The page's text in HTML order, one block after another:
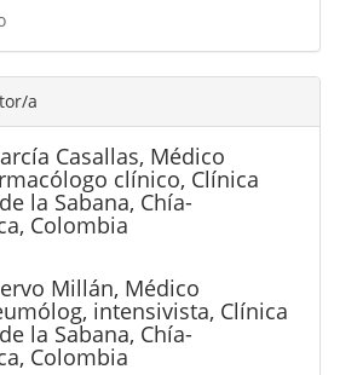
a
Casallas, Médico
clínico, Clínica
la Sabana, Chía-
Colombia
Millán, Médico
intensivista, Clínica
la Sabana, Chía-
Colombia